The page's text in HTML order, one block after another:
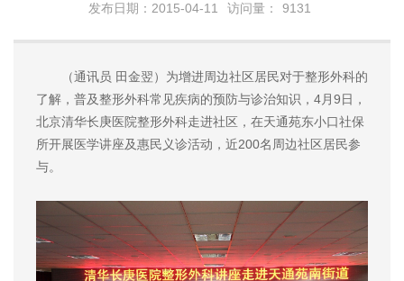
发布日期：2015-04-11 访问量： 9131
（通讯员 田金翌）为增进周边社区居民对于整形外科的
了解，普及整形外科常见疾病的预防与诊治知识，4月9日，
北京清华长庚医院整形外科走进社区，在天通苑东小口社保
所开展医学讲座及惠民义诊活动，近200名周边社区居民参
与。